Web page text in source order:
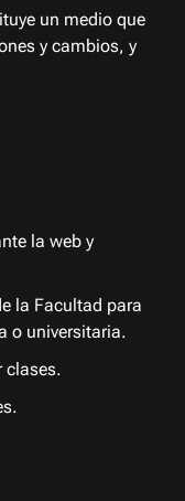
un medio que
y cambios, y
la web y
la Facultad para
o universitaria.
clases.